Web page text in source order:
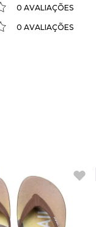
0 AVALIAÇÕES
0 AVALIAÇÕES